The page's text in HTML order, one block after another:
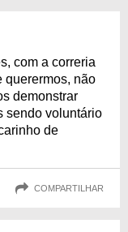
com a correria
querermos, não
demonstrar
sendo voluntário
de
COMPARTILHAR